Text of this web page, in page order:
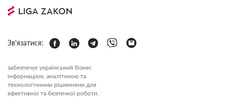
Зв'язатися:
забезпечує український бізнес
інформацією, аналітикою та
технологічними рішеннями для
ефективної та безпечної роботи.